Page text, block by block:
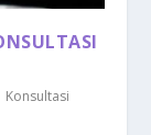
Konsultasi